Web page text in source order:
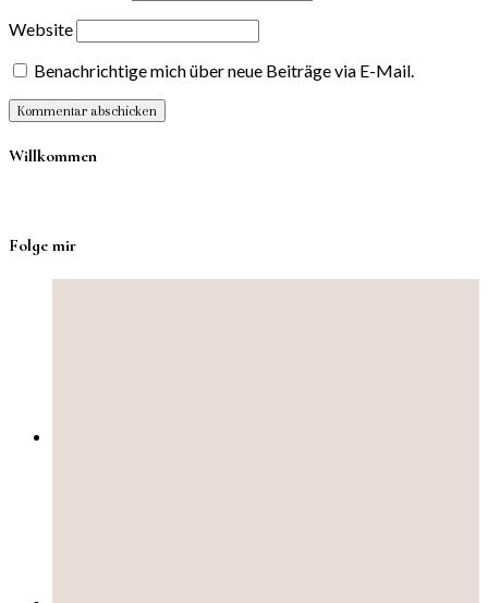
Website
Benachrichtige mich über neue Beiträge via E-Mail.
Willkommen
Folge mir